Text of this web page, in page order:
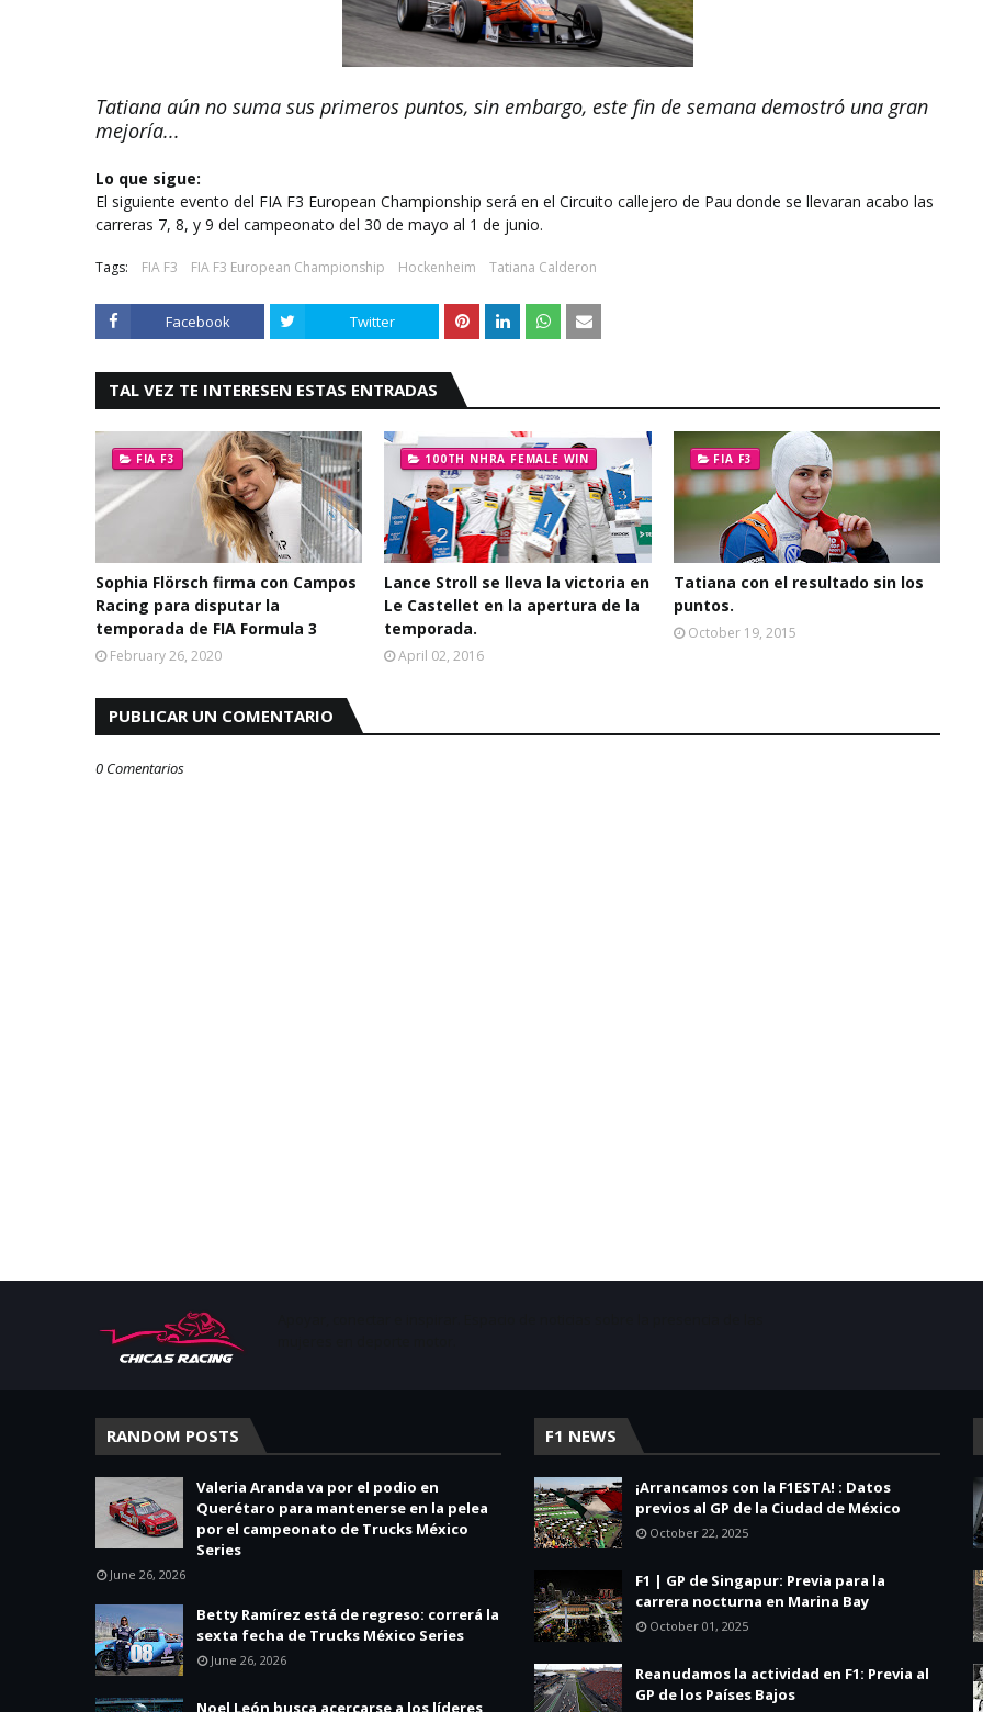
Tatiana aún no suma sus primeros puntos, sin embargo, este fin de semana demostró una gran
mejoría...
Lo que sigue:
El siguiente evento del FIA F3 European Championship será en el Circuito callejero de Pau donde se llevaran acabo las
carreras 7, 8, y 9 del campeonato del 30 de mayo al 1 de junio.
Tags: FIA F3 FIA F3 European Championship Hockenheim Tatiana Calderon
Facebook Twitter
TAL VEZ TE INTERESEN ESTAS ENTRADAS
FIA F3
Sophia Flörsch firma con Campos
Racing para disputar la
temporada de FIA Formula 3
February 26, 2020
100TH NHRA FEMALE WIN
Lance Stroll se lleva la victoria en
Le Castellet en la apertura de la
temporada.
April 02, 2016
FIA F3
Tatiana con el resultado sin los
puntos.
October 19, 2015
PUBLICAR UN COMENTARIO
0 Comentarios
RANDOM POSTS
Valeria Aranda va por el podio en
Querétaro para mantenerse en la pelea
por el campeonato de Trucks México
Series
June 26, 2026
Betty Ramírez está de regreso: correrá la
sexta fecha de Trucks México Series
June 26, 2026
Noel León busca acercarse a los líderes
F1 NEWS
¡Arrancamos con la F1ESTA! : Datos
previos al GP de la Ciudad de México
October 22, 2025
F1 | GP de Singapur: Previa para la
carrera nocturna en Marina Bay
October 01, 2025
Reanudamos la actividad en F1: Previa al
GP de los Países Bajos